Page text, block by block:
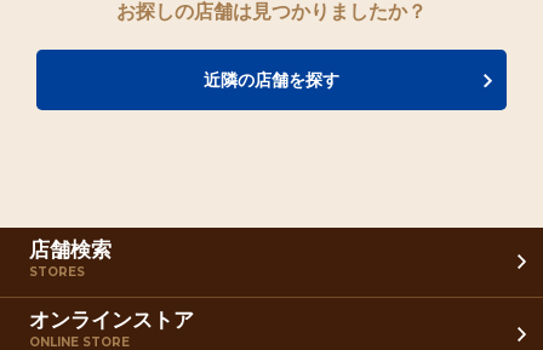
お探しの店舗は見つかりましたか？
近隣の店舗を探す
店舗検索
STORES
オンラインストア
ONLINE STORE